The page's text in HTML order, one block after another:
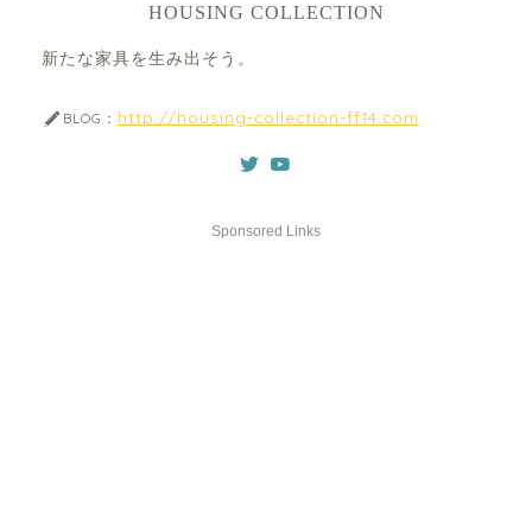
HOUSING COLLECTION
新たな家具を生み出そう。
BLOG： http://housing-collection-ff14.com
Sponsored Links